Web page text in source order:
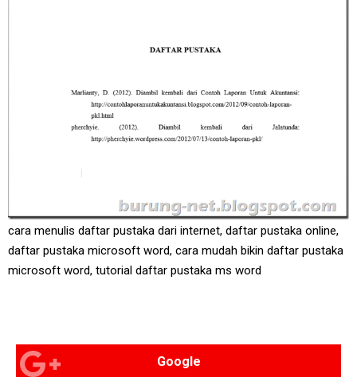
cara menulis daftar pustaka dari internet, daftar pustaka online,
daftar pustaka microsoft word, cara mudah bikin daftar pustaka
microsoft word, tutorial daftar pustaka ms word
Google